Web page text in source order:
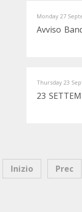
Monday 27
Avviso
Thursday 23
23
Inizio Prec